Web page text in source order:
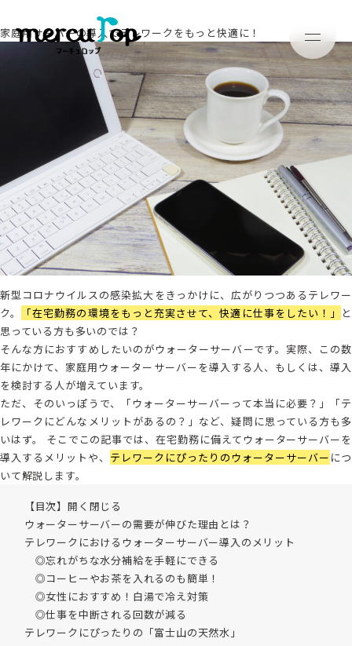
サービス対応エリアお申し込みガイド お問い合わせ
新規お申し込み
マイページログイン
マーキュロップとは
富士山の天然水
ウォーターサーバー
料金・サポート
よくあるご質問
企業情報
家庭用サーバーの導入でテレワークをもっと快適に！
新型コロナウイルスの感染拡大をきっかけに、広がりつつあるテレワー
ク。
「在宅勤務の環境をもっと充実させて、快適に仕事をしたい！」
と
思っている方も多いのでは？
そんな方におすすめしたいのがウォーターサーバーです。実際、この数
年にかけて、家庭用ウォーターサーバーを導入する人、もしくは、導入
を検討する人が増えています。
ただ、そのいっぽうで、「ウォーターサーバーって本当に必要？」「テ
レワークにどんなメリットがあるの？」など、疑問に思っている方も多
いはず。 そこでこの記事では、在宅勤務に備えてウォーターサーバーを
導入するメリットや、 テレワークにぴったりのウォーターサーバー につ
いて解説します。
【目次】開く 閉じる
ウォーターサーバーの需要が伸びた理由とは？
テレワークにおけるウォーターサーバー導入のメリット
◎忘れがちな水分補給を手軽にできる
◎コーヒーやお茶を入れるのも簡単！
◎女性におすすめ！白湯で冷え対策
◎仕事を中断される回数が減る
テレワークにぴったりの「富士山の天然水」